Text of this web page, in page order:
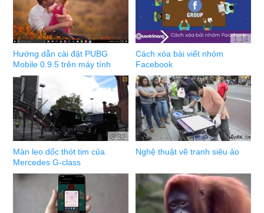
Hướng dẫn cài đặt PUBG
Mobile 0.9.5 trên máy tính
1:14
Cách xóa bài viết nhóm
Facebook
3:32
Màn leo dốc thót tim của
Mercedes G-class
Nghệ thuật vẽ tranh siêu ảo